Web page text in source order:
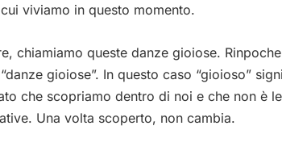
viviamo in questo momento.
chiamiamo queste danze gioiose.
gioiose”. In questo caso “gioioso”
che scopriamo dentro di noi e che non è
Una volta scoperto, non cambia.